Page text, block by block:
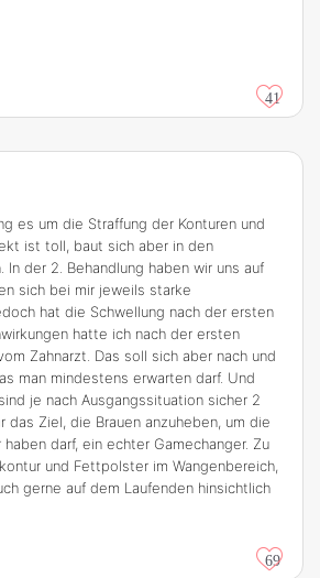
41
es um die Straffung der Konturen und
ist toll, baut sich aber in den
der 2. Behandlung haben wir uns auf
sich bei mir jeweils starke
hat die Schwellung nach der ersten
hatte ich nach der ersten
Zahnarzt. Das soll sich aber nach und
man mindestens erwarten darf. Und
je nach Ausgangssituation sicher 2
Ziel, die Brauen anzuheben, um die
darf, ein echter Gamechanger. Zu
und Fettpolster im Wangenbereich,
gerne auf dem Laufenden hinsichtlich
69